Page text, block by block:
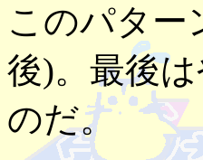
このパター
後)。最後
のだ。